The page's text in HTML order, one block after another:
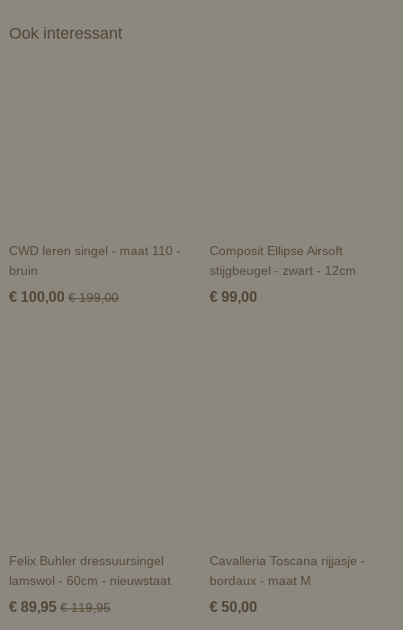
Ook interessant
CWD leren singel - maat 110 -
bruin
€ 100,00 € 199,00
Composit Ellipse Airsoft
stijgbeugel - zwart - 12cm
€ 99,00
Felix Buhler dressuursingel
lamswol - 60cm - nieuwstaat
€ 89,95 € 119,95
Cavalleria Toscana rijjasje -
bordaux - maat M
€ 50,00